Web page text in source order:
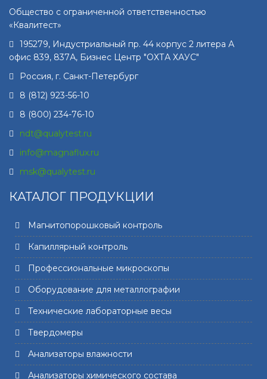
Общество с ограниченной ответственностью
«Квалитест»
195279, Индустриальный пр. 44 корпус 2 литера А
офис 839, 837А, Бизнес Центр "ОХТА ХАУС"
Россия, г. Санкт-Петербург
8 (812) 923-56-10
8 (800) 234-76-10
ndt@qualytest.ru
info@magnaflux.ru
msk@qualytest.ru
КАТАЛОГ ПРОДУКЦИИ
Магнитопорошковый контроль
Капиллярный контроль
Профессиональные микроскопы
Оборудование для металлографии
Технические лабораторные весы
Твердомеры
Анализаторы влажности
Анализаторы химического состава